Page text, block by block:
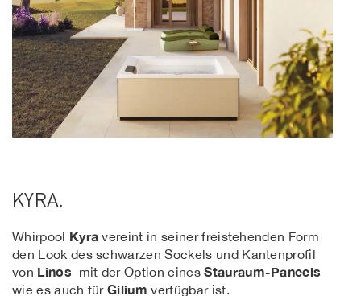
KYRA.
Whirpool Kyra vereint in seiner freistehenden Form
den Look des schwarzen Sockels und Kantenprofil
von Linos mit der Option einesStauraum-Paneels
wie es auch fürGilium verfügbar ist.